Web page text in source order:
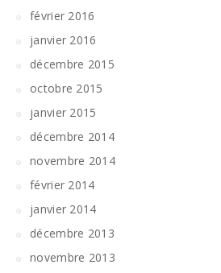
février 2016
janvier 2016
décembre 2015
octobre 2015
janvier 2015
décembre 2014
novembre 2014
février 2014
janvier 2014
décembre 2013
novembre 2013